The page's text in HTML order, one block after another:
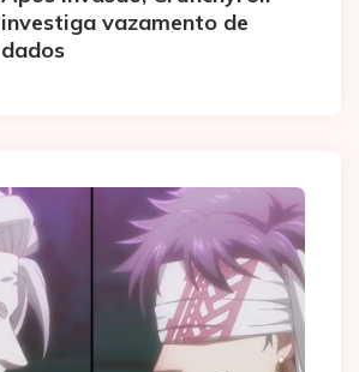
investiga vazamento de
dados